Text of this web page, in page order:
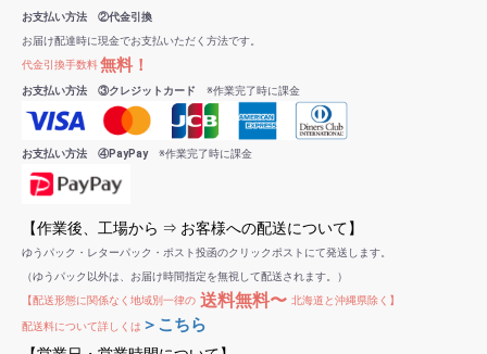
お支払い方法 ②代金引換
お届け配達時に現金でお支払いただく方法です。
代金引換手数料無料！
お支払い方法 ③クレジットカード ※作業完了時に課金
お支払い方法 ④PayPay※作業完了時に課金
【作業後、工場から ⇒ お客様への配送について】
ゆうパック・レターパック・ポスト投函のクリックポストにて発送します。
（ゆうパック以外は、お届け時間指定を無視して配送されます。）
【配送形態に関係なく地域別一律の 送料無料〜 北海道と沖縄県除く】
配送料について詳しくは ＞こちら